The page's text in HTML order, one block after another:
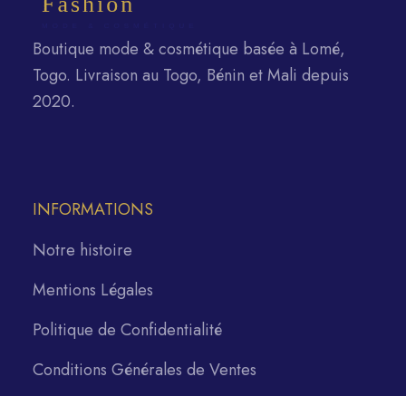
Boutique mode & cosmétique basée à Lomé,
Togo. Livraison au Togo, Bénin et Mali depuis
2020.
INFORMATIONS
Notre histoire
Mentions Légales
Politique de Confidentialité
Conditions Générales de Ventes